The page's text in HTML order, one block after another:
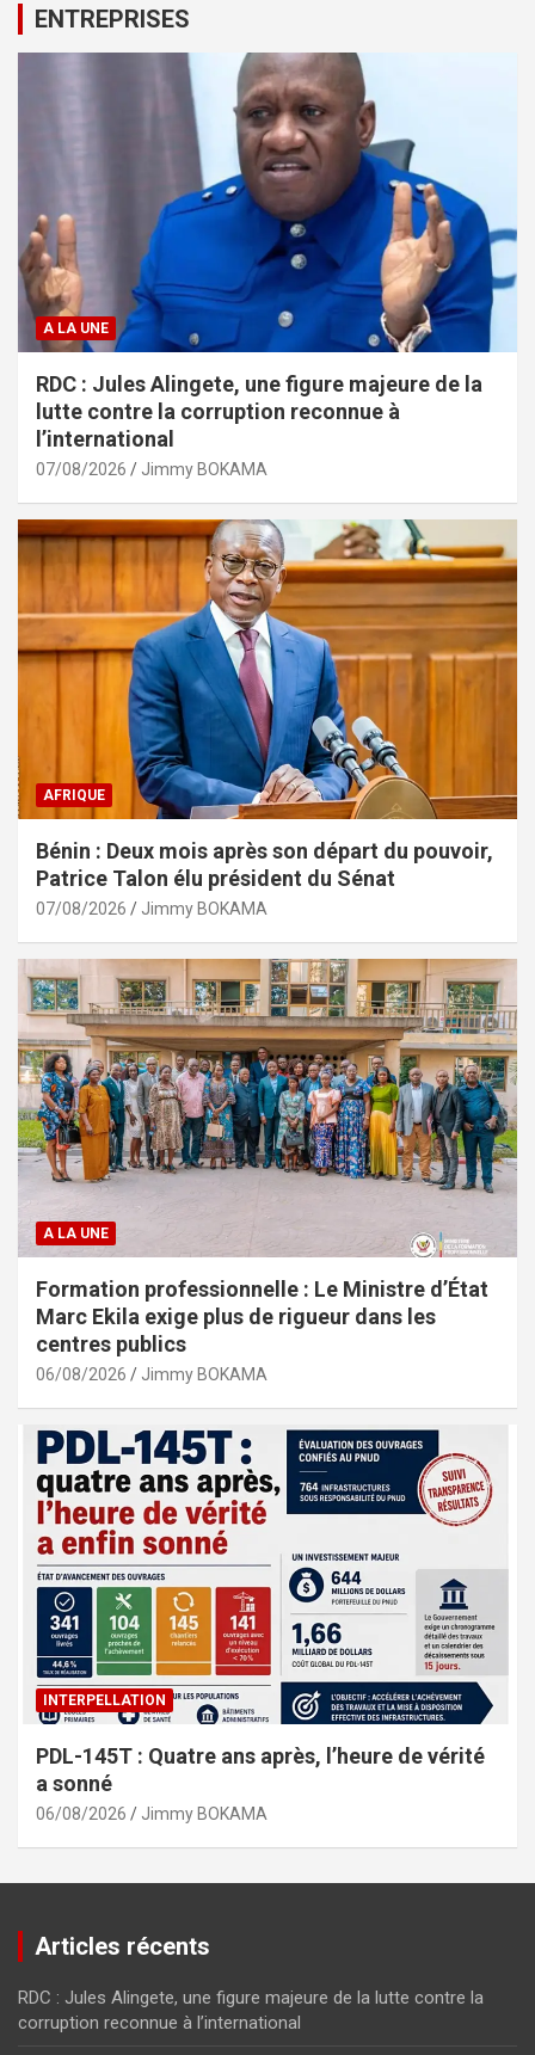
ENTREPRISES
A LA UNE
RDC : Jules Alingete, une figure majeure de la
lutte contre la corruption reconnue à
l’international
07/08/2026 Jimmy BOKAMA
AFRIQUE
Bénin : Deux mois après son départ du pouvoir,
Patrice Talon élu président du Sénat
07/08/2026 Jimmy BOKAMA
A LA UNE
Formation professionnelle : Le Ministre d’État
Marc Ekila exige plus de rigueur dans les
centres publics
06/08/2026 Jimmy BOKAMA
INTERPELLATION
PDL-145T : Quatre ans après, l’heure de vérité
a sonné
06/08/2026 Jimmy BOKAMA
Articles récents
RDC : Jules Alingete, une figure majeure de la lutte contre la
corruption reconnue à l’international